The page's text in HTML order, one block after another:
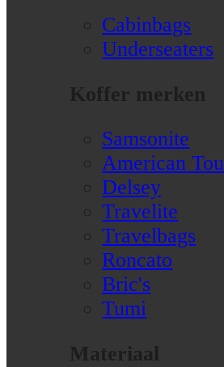
Cabinbags
Underseaters
Koffer merken
Samsonite
American
Delsey
Travelite
Travelbags
Roncato
Bric's
Tumi
Materiaal